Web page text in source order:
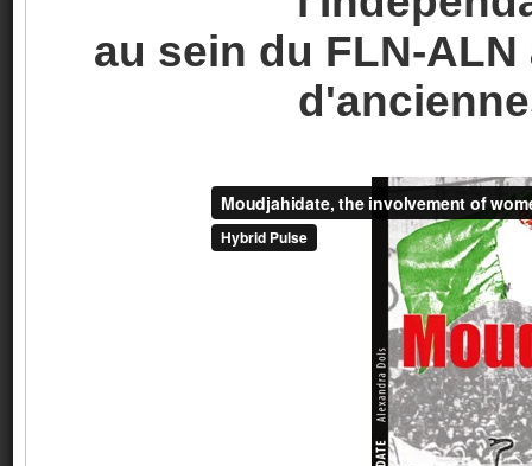
au sein du FLN-